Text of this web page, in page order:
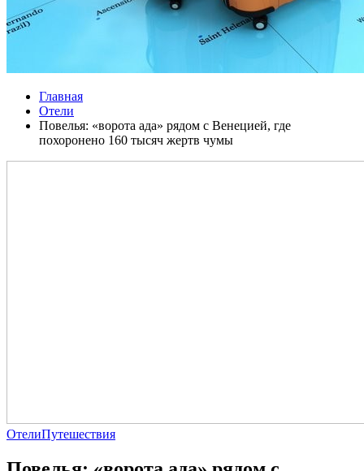
Главная
Отели
Повелья: «ворота ада» рядом с Венецией, где
похоронено 160 тысяч жертв чумы
ОтелиПутешествия